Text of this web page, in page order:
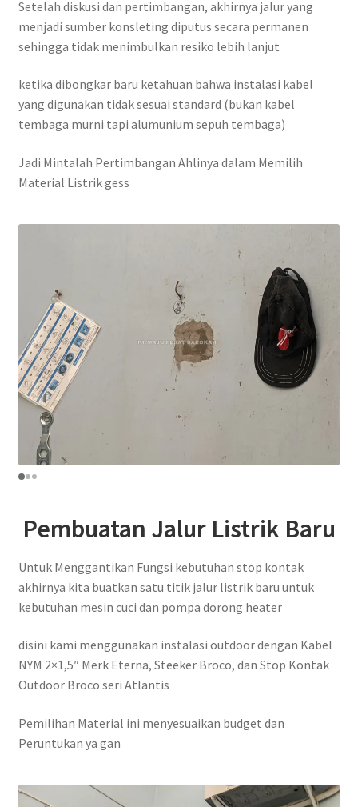
Setelah diskusi dan pertimbangan, akhirnya jalur yang
menjadi sumber konsleting diputus secara permanen
sehingga tidak menimbulkan resiko lebih lanjut
ketika dibongkar baru ketahuan bahwa instalasi kabel
yang digunakan tidak sesuai standard (bukan kabel
tembaga murni tapi alumunium sepuh tembaga)
Jadi Mintalah Pertimbangan Ahlinya dalam Memilih
Material Listrik gess
Pembuatan Jalur Listrik Baru
Untuk Menggantikan Fungsi kebutuhan stop kontak
akhirnya kita buatkan satu titik jalur listrik baru untuk
kebutuhan mesin cuci dan pompa dorong heater
disini kami menggunakan instalasi outdoor dengan Kabel
NYM 2×1,5″ Merk Eterna, Steeker Broco, dan Stop Kontak
Outdoor Broco seri Atlantis
Pemilihan Material ini menyesuaikan budget dan
Peruntukan ya gan